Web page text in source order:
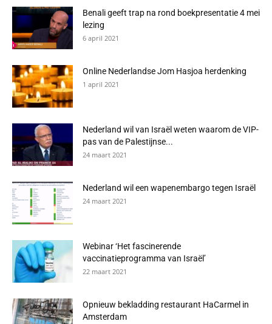
Benali geeft trap na rond boekpresentatie 4 mei
lezing
6 april 2021
Online Nederlandse Jom Hasjoa herdenking
1 april 2021
Nederland wil van Israël weten waarom de VIP-
pas van de Palestijnse...
24 maart 2021
Nederland wil een wapenembargo tegen Israël
24 maart 2021
Webinar ‘Het fascinerende
vaccinatieprogramma van Israël’
22 maart 2021
Opnieuw bekladding restaurant HaCarmel in
Amsterdam